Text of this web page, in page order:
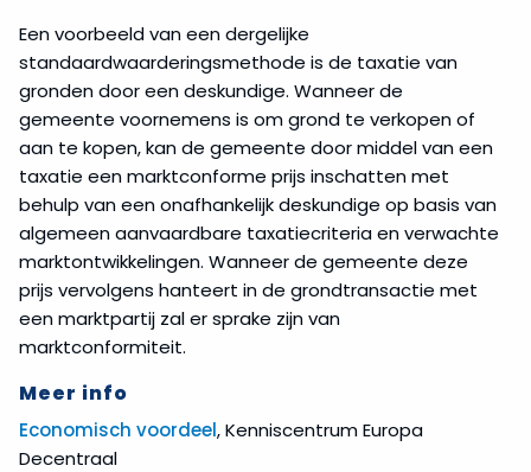
Een voorbeeld van een dergelijke
standaardwaarderingsmethode is de taxatie van
gronden door een deskundige. Wanneer de
gemeente voornemens is om grond te verkopen of
aan te kopen, kan de gemeente door middel van een
taxatie een marktconforme prijs inschatten met
behulp van een onafhankelijk deskundige op basis van
algemeen aanvaardbare taxatiecriteria en verwachte
marktontwikkelingen. Wanneer de gemeente deze
prijs vervolgens hanteert in de grondtransactie met
een marktpartij zal er sprake zijn van
marktconformiteit.
Meer info
Economisch voordeel, Kenniscentrum Europa
Decentraal